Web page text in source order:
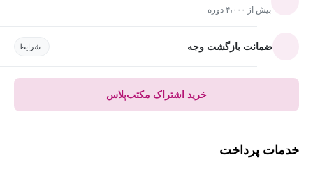
بیش از ۴،۰۰۰ دوره
ضمانت بازگشت وجه شرایط
خرید اشتراک مکتب‌پلاس
خدمات پرداخت